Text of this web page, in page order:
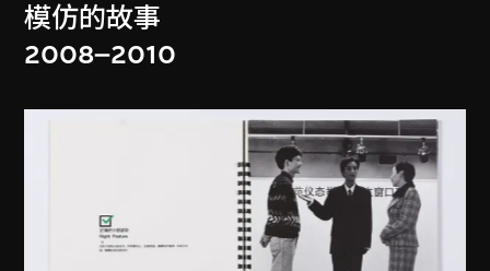
模仿的故事
2008–2010